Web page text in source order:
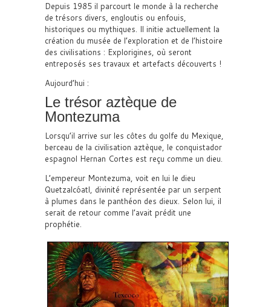
Depuis 1985 il parcourt le monde à la recherche
de trésors divers, engloutis ou enfouis,
historiques ou mythiques. Il initie actuellement la
création du musée de l’exploration et de l’histoire
des civilisations : Explorigines, où seront
entreposés ses travaux et artefacts découverts !
Aujourd’hui :
Le trésor aztèque de
Montezuma
Lorsqu’il arrive sur les côtes du golfe du Mexique,
berceau de la civilisation aztèque, le conquistador
espagnol Hernan Cortes est reçu comme un dieu.
L’empereur Montezuma, voit en lui le dieu
Quetzalcóatl, divinité représentée par un serpent
à plumes dans le panthéon des dieux. Selon lui, il
serait de retour comme l’avait prédit une
prophétie.